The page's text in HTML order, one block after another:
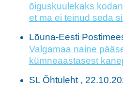
õiguskuulekaks
et ma ei teinud seda
Lõuna-Eesti
Valgamaa naine
kümneaastasest
SL Õhtuleht ,